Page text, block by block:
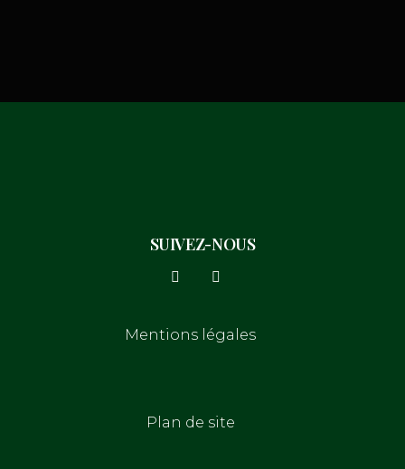
SUIVEZ-NOUS
Mentions légales
Plan de site